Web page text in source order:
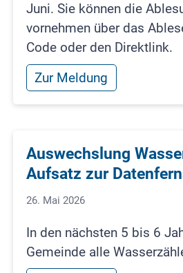
Juni. Sie können die
vornehmen über das
Code oder den Direktlink.
Zur Meldung
Auswechslung
Aufsatz zur
26. Mai 2026
In den nächsten 5 bis 6
Gemeinde alle